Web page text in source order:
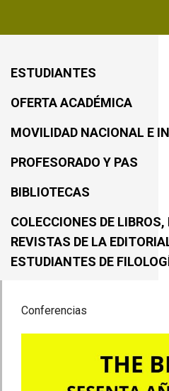
ESTUDIANTES
OFERTA ACADÉMICA
MOVILIDAD NACIONAL E
PROFESORADO Y PAS
BIBLIOTECAS
COLECCIONES DE
REVISTAS DE LA
ESTUDIANTES DE
Conferencias